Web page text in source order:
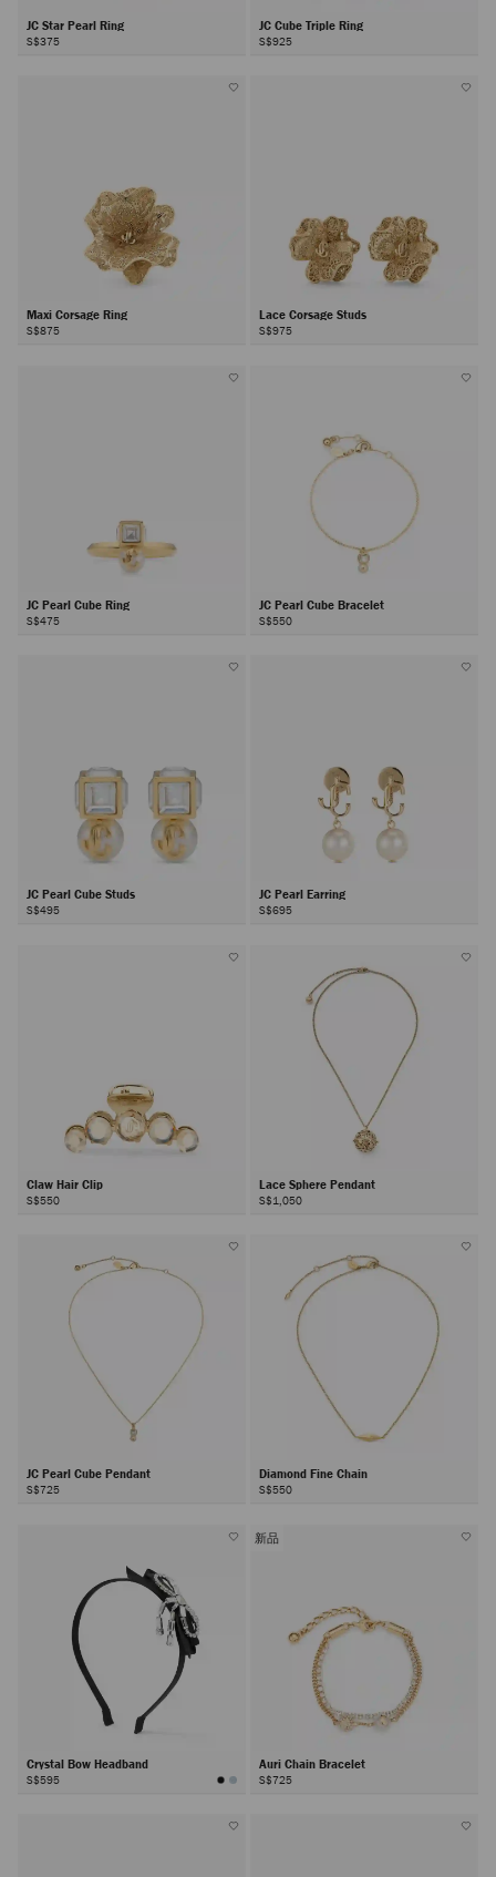
JC Star Pearl Ring
S$375
JC Cube Triple Ring
S$925
Maxi Corsage Ring
S$875
Lace Corsage Studs
S$975
JC Pearl Cube Ring
S$475
JC Pearl Cube Bracelet
S$550
JC Pearl Cube Studs
S$495
JC Pearl Earring
S$695
Claw Hair Clip
S$550
Lace Sphere Pendant
S$1,050
JC Pearl Cube Pendant
S$725
Diamond Fine Chain
S$550
Crystal Bow Headband
S$595
新品
Auri Chain Bracelet
S$725